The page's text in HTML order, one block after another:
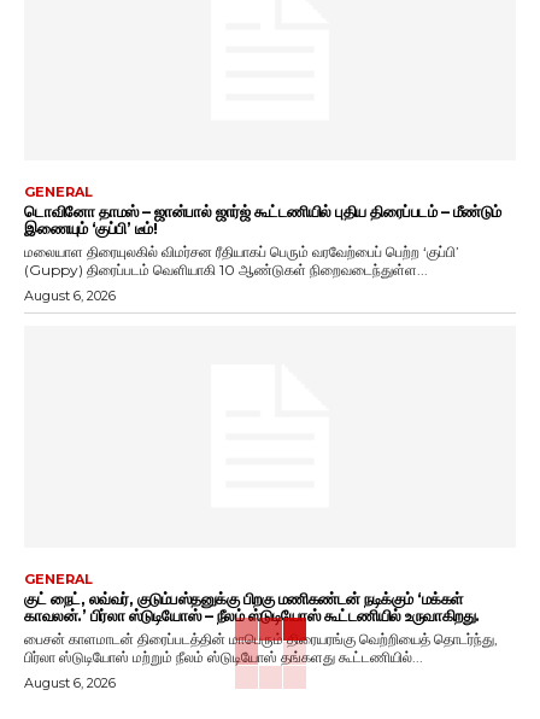
GENERAL
டொவினோ தாமஸ் – ஜான்பால் ஜார்ஜ் கூட்டணியில் புதிய திரைப்படம் – மீண்டும்
இணையும் ‘குப்பி’ டீம்!
மலையாள திரையுலகில் விமர்சன ரீதியாகப் பெரும் வரவேற்பைப் பெற்ற ‘குப்பி’
(Guppy) திரைப்படம் வெளியாகி 10 ஆண்டுகள் நிறைவடைந்துள்ள...
August 6, 2026
GENERAL
குட் நைட், லவ்வர், குடும்பஸ்தனுக்கு பிறகு மணிகண்டன் நடிக்கும் ‘மக்கள்
காவலன்.’ பிர்லா ஸ்டுடியோஸ் – நீலம் ஸ்டுடியோஸ் கூட்டணியில் உருவாகிறது.
பைசன் காளமாடன் திரைப்படத்தின் மாபெரும் திரையரங்கு வெற்றியைத் தொடர்ந்து,
பிர்லா ஸ்டுடியோஸ் மற்றும் நீலம் ஸ்டுடியோஸ் தங்களது கூட்டணியில்...
August 6, 2026